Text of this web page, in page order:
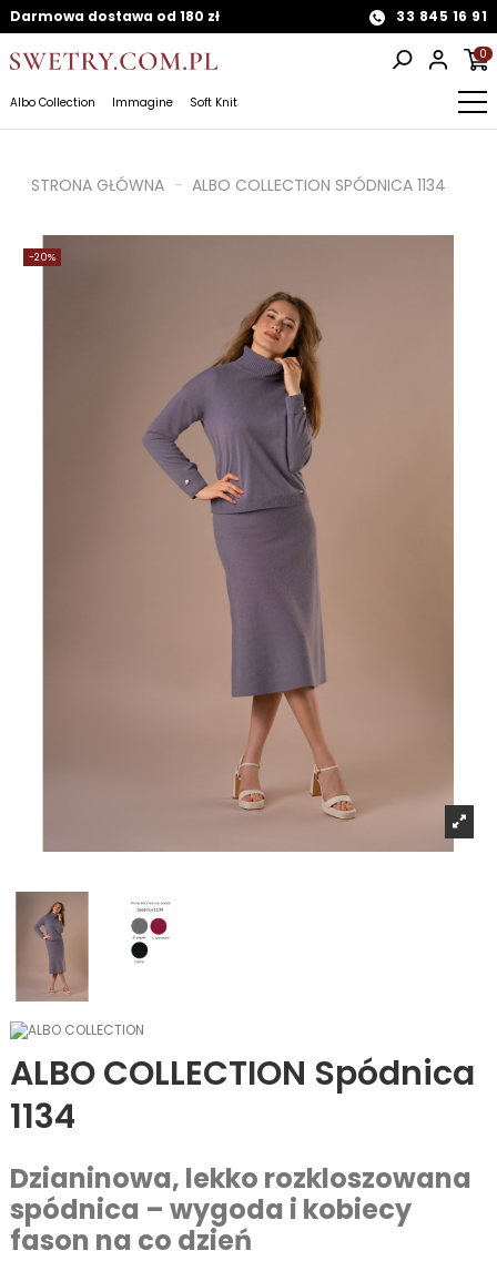
Darmowa dostawa od 180 zł 33 845 16 91
0
Albo Collection Immagine Soft Knit
STRONA GŁÓWNA ALBO COLLECTION SPÓDNICA 1134
-20%
ALBO COLLECTION Spódnica
1134
Dzianinowa, lekko rozkloszowana
spódnica – wygoda i kobiecy
fason na co dzień